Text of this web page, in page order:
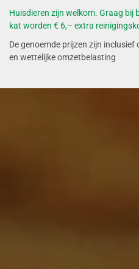
Huisdieren zijn welkom. Graag bij
kat worden € 6,– extra
De genoemde prijzen zijn
en wettelijke omzetbelasting